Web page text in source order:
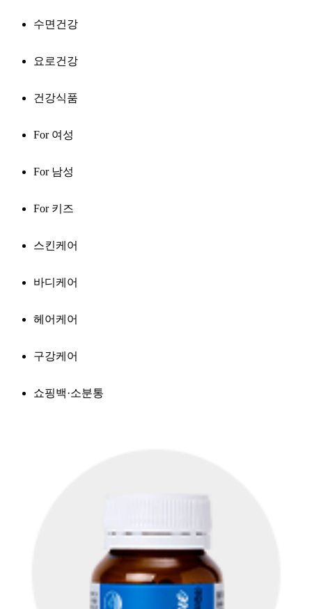
수면건강
요로건강
건강식품
For 여성
For 남성
For 키즈
스킨케어
바디케어
헤어케어
구강케어
쇼핑백·소분통